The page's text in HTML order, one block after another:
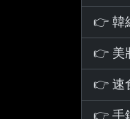
👉 韓
👉 美
👉 速
👉 手